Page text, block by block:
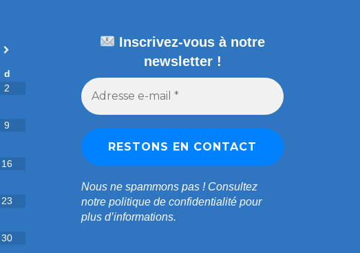
d
2
9
16
23
30
Inscrivez-vous à notre
newsletter !
Nous ne spammons pas ! Consultez
notre politique de confidentialité pour
plus d’informations.